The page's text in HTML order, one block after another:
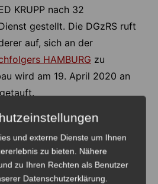
KRUPP nach 32
gestellt. Die DGzRS ruft
auf, sich an der
HAMBURG zu
wird am 19. April 2020 an
und externe Dienste um Ihnen
zu bieten. Nähere
zu Ihren Rechten als Benutzer
Datenschutzerklärung.